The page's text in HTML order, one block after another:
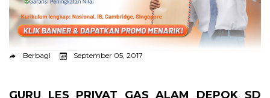
Berbagi September 05, 2017
GURU LES PRIVAT GAS ALAM DEPOK SD